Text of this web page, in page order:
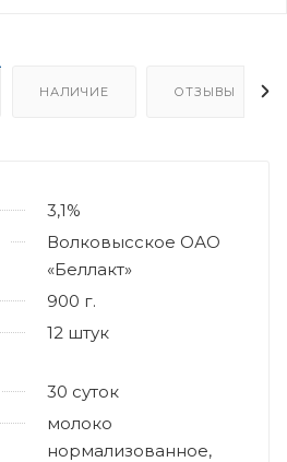
НАЛИЧИЕ ОТЗЫВЫ
3,1%
Волковысское ОАО
«Беллакт»
900 г.
12 штук
30 суток
молоко
нормализованное,